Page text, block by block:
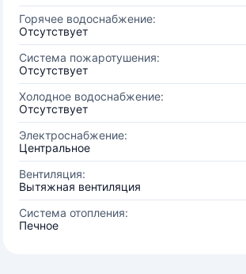
Горячее водоснабжение:
Отсутствует
Система пожаротушения:
Отсутствует
Холодное водоснабжение:
Отсутствует
Электроснабжение:
Центральное
Вентиляция:
Вытяжная вентиляция
Система отопления:
Печное